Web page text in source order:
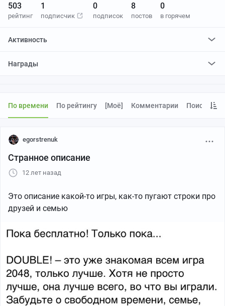
503
рейтинг
1
подписчик
0
подписок
8
постов
0
в горячем
Активность
Награды
По времени По рейтингу [моё] Комментарии Поиск
egorstrenuk
Странное описание
12 лет назад
Это описание какой-то игры, как-то пугают строки про
друзей и семью